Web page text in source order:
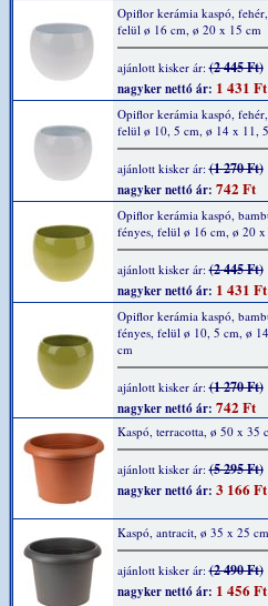
Opiflor kerámia kaspó,
felül ø 16 cm, ø 20 x 15 cm
ajánlott kisker ár:(2 445 Ft)
nagyker nettó ár: 1 431 Ft
Opiflor kerámia kaspó,
felül ø 10, 5 cm, ø 14 x 11,
ajánlott kisker ár:(1 270 Ft)
nagyker nettó ár: 742 Ft
Opiflor kerámia kaspó,
fényes, felül ø 16 cm, ø 20
ajánlott kisker ár:(2 445 Ft)
nagyker nettó ár: 1 431 Ft
Opiflor kerámia kaspó,
fényes, felül ø 10, 5 cm, ø
cm
ajánlott kisker ár:(1 270 Ft)
nagyker nettó ár: 742 Ft
Kaspó, terracotta, ø 50 x 35
ajánlott kisker ár:(5 295 Ft)
nagyker nettó ár: 3 166 Ft
Kaspó, antracit, ø 35 x 25 cm
ajánlott kisker ár:(2 490 Ft)
nagyker nettó ár: 1 456 Ft